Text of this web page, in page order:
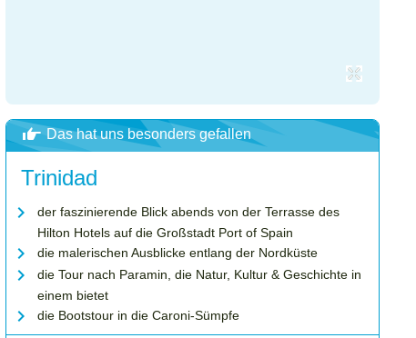
Das hat uns besonders gefallen
Trinidad
der faszinierende Blick abends von der Terrasse des
Hilton Hotels auf die Großstadt Port of Spain
die malerischen Ausblicke entlang der Nordküste
die Tour nach Paramin, die Natur, Kultur & Geschichte in
einem bietet
die Bootstour in die Caroni-Sümpfe